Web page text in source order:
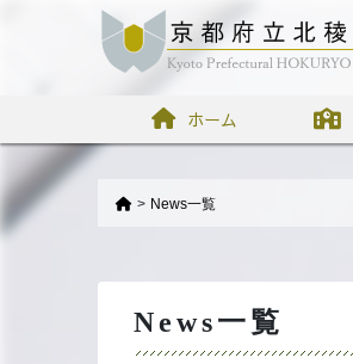
ホーム
> News一覧
News一覧